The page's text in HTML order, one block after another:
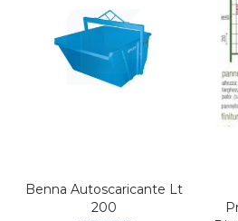
Benna Autoscaricante Lt
200